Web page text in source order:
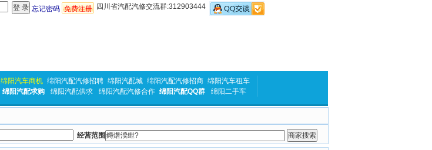
忘记密码 免费注册 四川省汽配汽修交流群:312903444
绵阳汽车商机 绵阳汽配汽修招聘 绵阳汽配城 绵阳汽配汽修招商 绵阳汽车租车
绵阳汽配求购
绵阳汽配供求 绵阳汽配汽修合作 绵阳汽配QQ群 绵阳二手车
经营范围